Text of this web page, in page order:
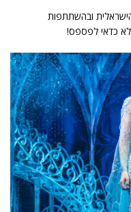
ובהשתתפות
לא כדאי לפספס!